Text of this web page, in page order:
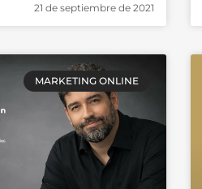
21 de septiembre de 2021
MARKETING ONLINE